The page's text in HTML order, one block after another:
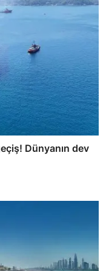
Dünyanın dev